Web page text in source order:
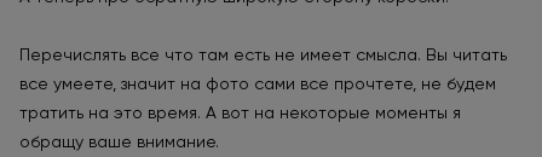
Перечислять все что там есть не имеет смысла. Вы читать
все умеете, значит на фото сами все прочтете, не будем
тратить на это время. А вот на некоторые моменты я
обращу ваше внимание.